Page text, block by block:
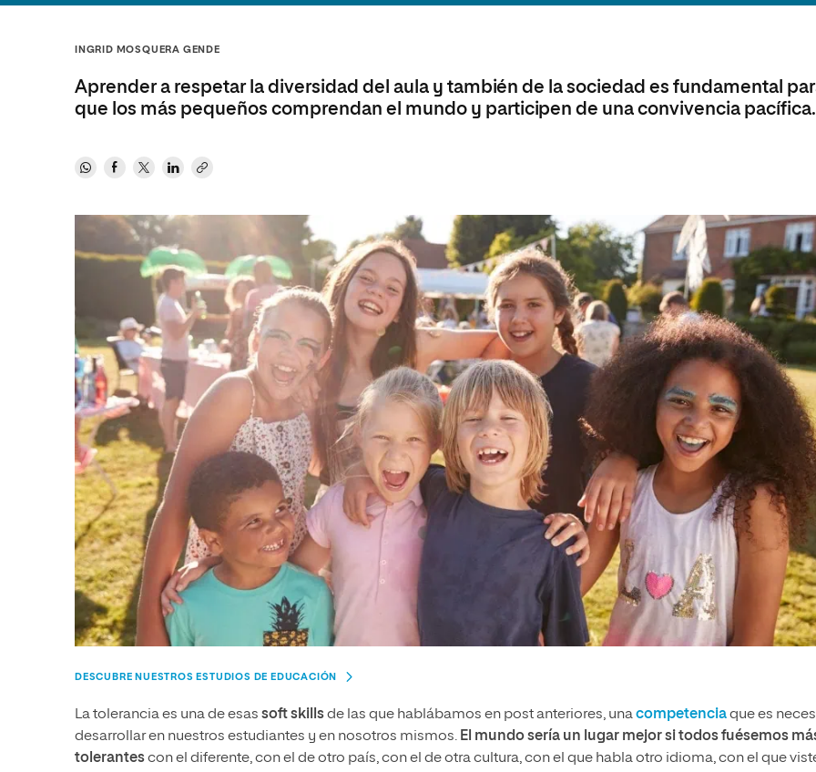
Diseño
Humanidades
Música
Ingeniería y Tecnología
Ciencias Sociales
Artes
Grupo Educativo Proeduca
INGRID MOSQUERA GENDE
Aprender a respetar la diversidad del aula y también de la sociedad es fundamental
que los más pequeños comprendan el mundo y participen de una convivencia pacífica.
DESCUBRE NUESTROS ESTUDIOS DE EDUCACIÓN
La tolerancia es una de esas soft skillsde las que hablábamos en post anteriores, unacompetenciaque es
desarrollar en nuestros estudiantes y en nosotros mismos. El mundo sería un lugar mejor si todos fuésemos
tolerantescon el diferente, con el de otro país, con el de otra cultura, con el que habla otro idioma, con el que